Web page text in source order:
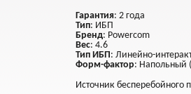
Гарантия: 2 года
Тип: ИБП
Бренд: Powercom
Вес: 4.6
Тип ИБП: Линейно-
Форм-фактор: Напольный
Источник бесперебойного